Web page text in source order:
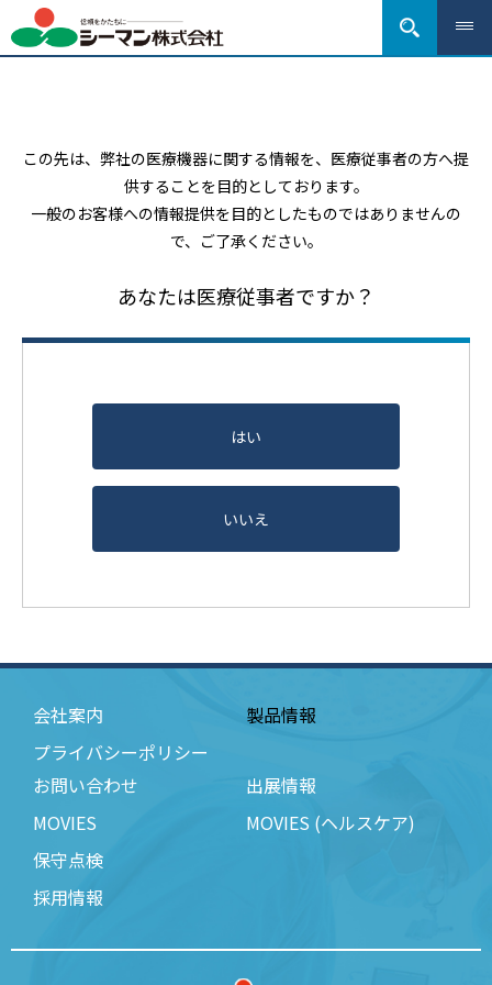
この先は、弊社の医療機器に関する情報を、医療従事者の方へ提
供することを目的としております。
一般のお客様への情報提供を目的としたものではありませんの
で、ご了承ください。
あなたは医療従事者ですか？
はい
いいえ
会社案内
プライバシーポリシー
製品情報
お問い合わせ
出展情報
MOVIES
MOVIES (ヘルスケア)
保守点検
採用情報